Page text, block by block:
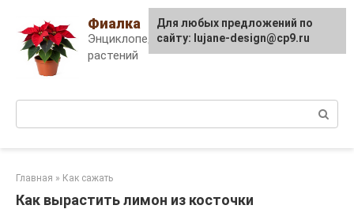
content
Фиалка
Энциклопедия комнатных
растений
Главная » Как сажать
Как вырастить лимон из косточки
Для любых предложений по
сайту: lujane-design@cp9.ru